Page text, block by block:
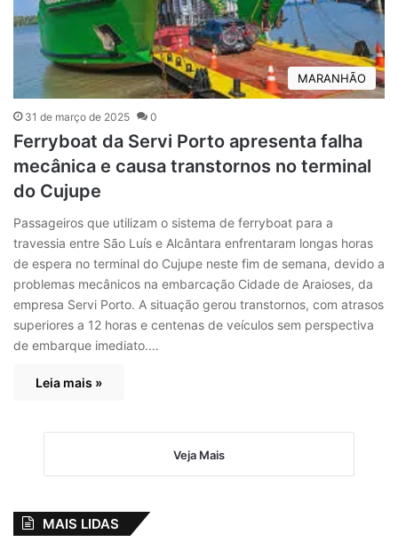
MARANHÃO
31 de março de 2025 0
Ferryboat da Servi Porto apresenta falha
mecânica e causa transtornos no terminal
do Cujupe
Passageiros que utilizam o sistema de ferryboat para a
travessia entre São Luís e Alcântara enfrentaram longas horas
de espera no terminal do Cujupe neste fim de semana, devido a
problemas mecânicos na embarcação Cidade de Araioses, da
empresa Servi Porto. A situação gerou transtornos, com atrasos
superiores a 12 horas e centenas de veículos sem perspectiva
de embarque imediato.…
Leia mais »
Veja Mais
MAIS LIDAS